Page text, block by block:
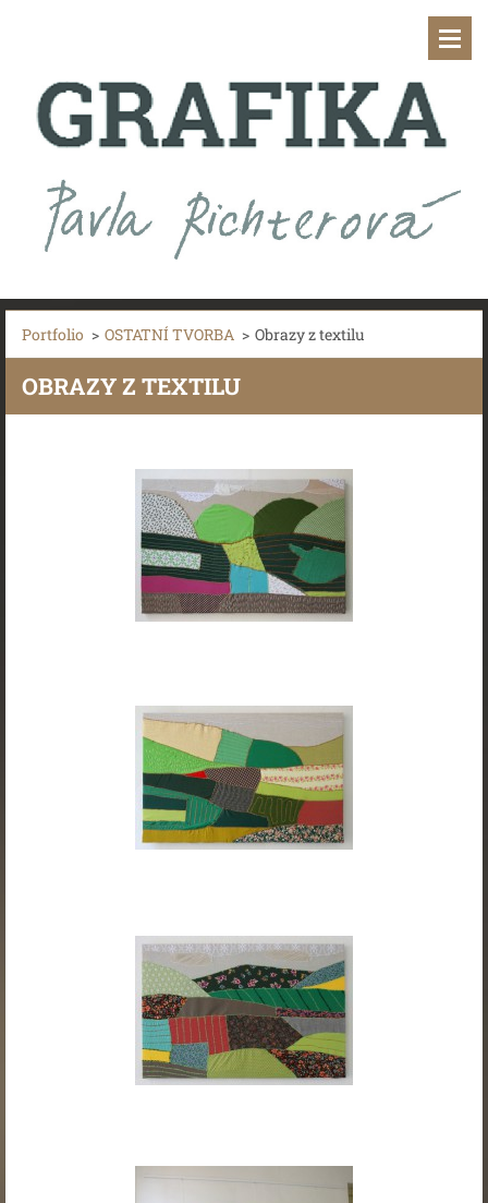
Portfolio > OSTATNÍ TVORBA > Obrazy z textilu
OBRAZY Z TEXTILU